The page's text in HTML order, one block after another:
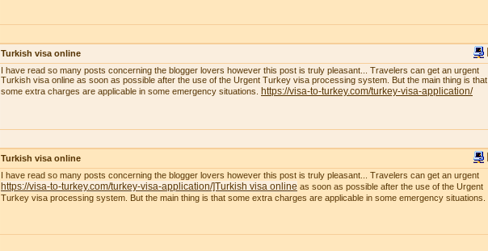
Turkish visa online
I have read so many posts concerning the blogger lovers however this post is truly pleasant... Travelers can get an urgent
Turkish visa online as soon as possible after the use of the Urgent Turkey visa processing system. But the main thing is that
some extra charges are applicable in some emergency situations.
https://visa-to-turkey.com/turkey-visa-application/
Turkish visa online
I have read so many posts concerning the blogger lovers however this post is truly pleasant... Travelers can get an urgent
https://visa-to-turkey.com/turkey-visa-application/]Turkish visa online as soon as possible after the use of the Urgent
Turkey visa processing system. But the main thing is that some extra charges are applicable in some emergency situations.